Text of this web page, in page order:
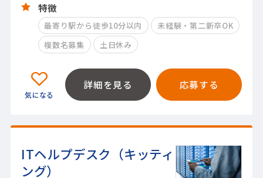
特徴
最寄り駅から徒歩10分以内
未経験・第二新卒OK
複数名募集
土日休み
詳細を見る 応募する
ITヘルプデスク（キッティ
ング）